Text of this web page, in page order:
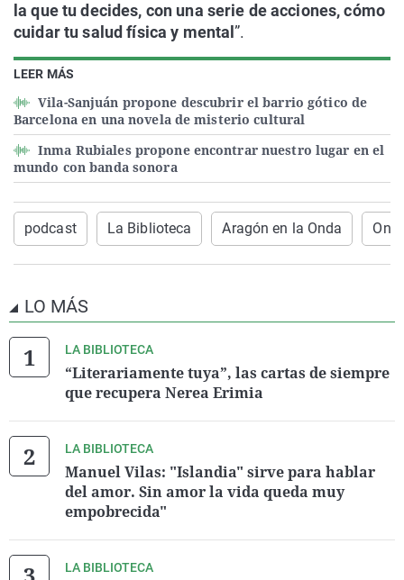
LEER MÁS
Vila-Sanjuán propone descubrir el barrio gótico de
Barcelona en una novela de misterio cultural
Inma Rubiales propone encontrar nuestro lugar en el
mundo con banda sonora
la que tu decides, con una serie de acciones, cómo
cuidar tu salud física y mental”.
podcast La Biblioteca Aragón en la Onda
LO MÁS
LA BIBLIOTECA
“Literariamente tuya”, las cartas de siempre
que recupera Nerea Erimia
LA BIBLIOTECA
Manuel Vilas: "Islandia" sirve para hablar
del amor. Sin amor la vida queda muy
empobrecida"
LA BIBLIOTECA